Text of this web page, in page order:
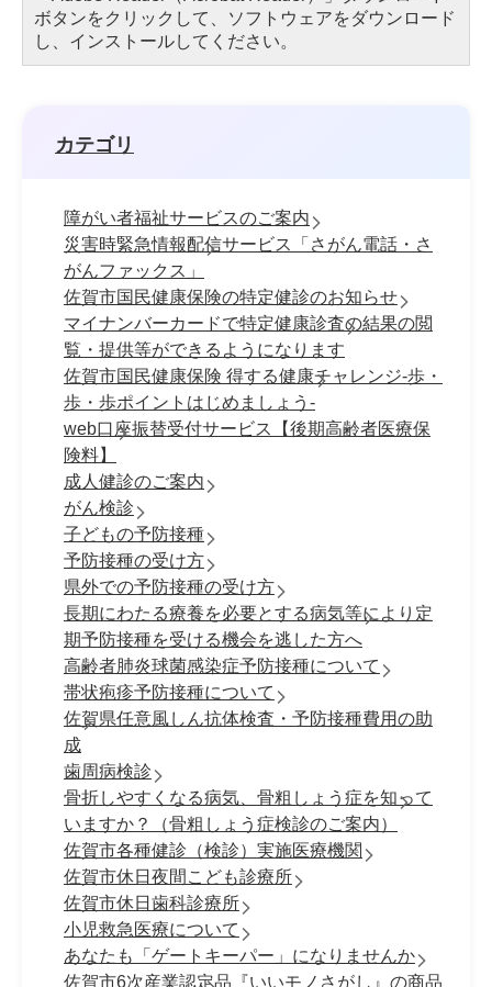
ボタンをクリックして、ソフトウェアをダウンロード
し、インストールしてください。
カテゴリ
障がい者福祉サービスのご案内
災害時緊急情報配信サービス「さがん電話・さ
がんファックス」
佐賀市国民健康保険の特定健診のお知らせ
マイナンバーカードで特定健康診査の結果の閲
覧・提供等ができるようになります
佐賀市国民健康保険 得する健康チャレンジ-歩・
歩・歩ポイントはじめましょう-
web口座振替受付サービス【後期高齢者医療保
険料】
成人健診のご案内
がん検診
子どもの予防接種
予防接種の受け方
県外での予防接種の受け方
長期にわたる療養を必要とする病気等により定
期予防接種を受ける機会を逃した方へ
高齢者肺炎球菌感染症予防接種について
帯状疱疹予防接種について
佐賀県任意風しん抗体検査・予防接種費用の助
成
歯周病検診
骨折しやすくなる病気、骨粗しょう症を知って
いますか？（骨粗しょう症検診のご案内）
佐賀市各種健診（検診）実施医療機関
佐賀市休日夜間こども診療所
佐賀市休日歯科診療所
小児救急医療について
あなたも「ゲートキーパー」になりませんか
佐賀市6次産業認定品『いいモノさがし』の商品